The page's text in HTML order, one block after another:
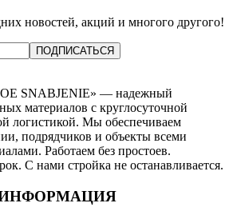
новостей, акций и многого другого!
ПОДПИСАТЬСЯ
SNABJENIE» — надежный
материалов с круглосуточной
логистикой. Мы обеспечиваем
подрядчиков и объекты всеми
Работаем без простоев.
С нами стройка не останавливается.